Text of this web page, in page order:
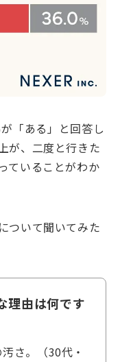
「ある」と回答し
が、二度と行きた
ていることがわか
ついて聞いてみた
理由は何です
さ。（30代・